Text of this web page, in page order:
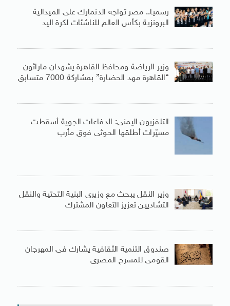
رسميا.. مصر تواجه الدنمارك على الميدالية
البرونزية بكأس العالم للناشئات لكرة اليد
وزير الرياضة ومحافظ القاهرة يشهدان ماراثون
“القاهرة مهد الحضارة” بمشاركة 7000 متسابق
التلفزيون اليمنى: الدفاعات الجوية أسقطت
مسيّرات أطلقها الحوثى فوق مأرب
وزير النقل يبحث مع وزيرى البنية التحتية والنقل
التشاديين تعزيز التعاون المشترك
صندوق التنمية الثقافية يشارك فى المهرجان
القومى للمسرح المصرى